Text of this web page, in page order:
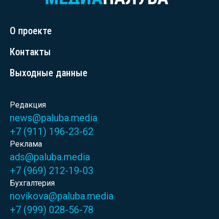
О проекте
Контакты
Выходные данные
Редакция
news@paluba.media
+7 (911) 196-23-62
Реклама
ads@paluba.media
+7 (969) 212-19-03
Бухгалтерия
novikova@paluba.media
+7 (999) 028-56-78